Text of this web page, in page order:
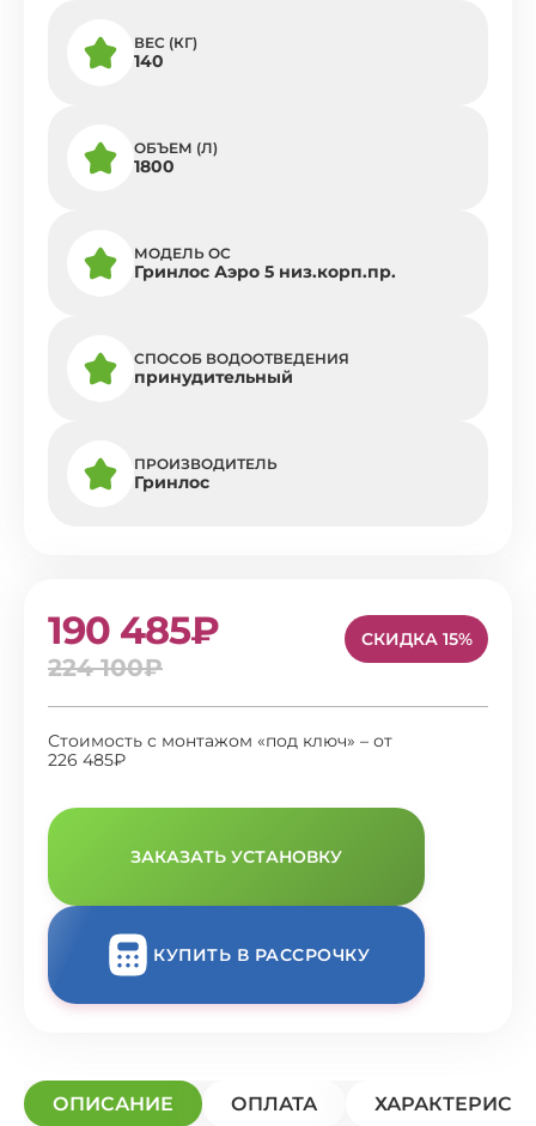
ВЕС (КГ)
140
ОБЪЕМ (Л)
1800
МОДЕЛЬ ОС
Гринлос Аэро 5 низ.корп.пр.
СПОСОБ ВОДООТВЕДЕНИЯ
принудительный
ПРОИЗВОДИТЕЛЬ
Гринлос
190 485₽
224 100₽
СКИДКА 15%
Стоимость с монтажом «под ключ» – от
226 485₽
ЗАКАЗАТЬ УСТАНОВКУ
КУПИТЬ В РАССРОЧКУ
ОПИСАНИЕ ОПЛАТА